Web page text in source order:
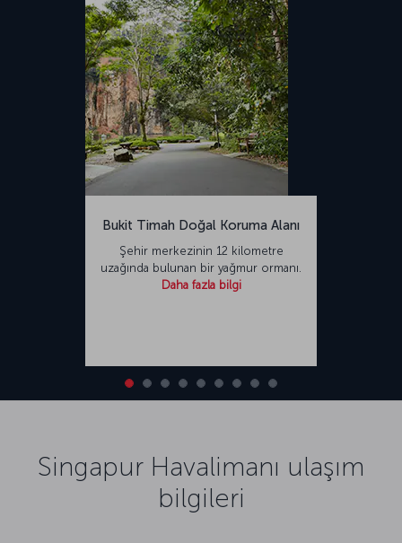
Bukit Timah Doğal Koruma Alanı
Şehir merkezinin 12 kilometre
uzağında bulunan bir yağmur ormanı.
Daha fazla bilgi
Singapur Havalimanı ulaşım
bilgileri